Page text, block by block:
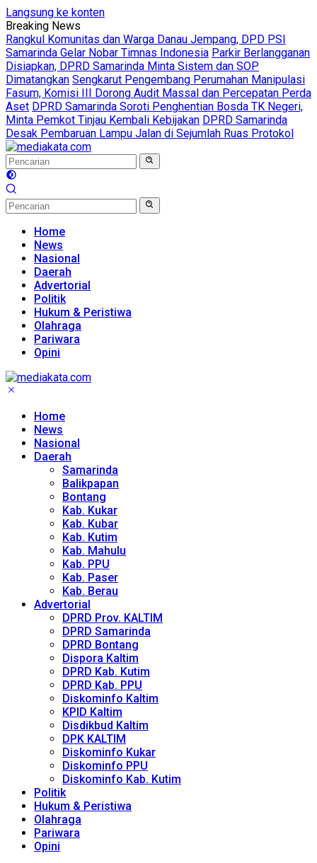
Langsung ke konten
Breaking News
Rangkul Komunitas dan Warga Danau Jempang, DPD PSI
Samarinda Gelar Nobar Timnas Indonesia Parkir Berlangganan
Disiapkan, DPRD Samarinda Minta Sistem dan SOP
Dimatangkan Sengkarut Pengembang Perumahan Manipulasi
Fasum, Komisi III Dorong Audit Massal dan Percepatan Perda
Aset DPRD Samarinda Soroti Penghentian Bosda TK Negeri,
Minta Pemkot Tinjau Kembali Kebijakan DPRD Samarinda
Desak Pembaruan Lampu Jalan di Sejumlah Ruas Protokol
Home
News
Nasional
Daerah
Advertorial
Politik
Hukum & Peristiwa
Olahraga
Pariwara
Opini
Home
News
Nasional
Daerah
Samarinda
Balikpapan
Bontang
Kab. Kukar
Kab. Kubar
Kab. Kutim
Kab. Mahulu
Kab. PPU
Kab. Paser
Kab. Berau
Advertorial
DPRD Prov. KALTIM
DPRD Samarinda
DPRD Bontang
Dispora Kaltim
DPRD Kab. Kutim
DPRD Kab. PPU
Diskominfo Kaltim
KPID Kaltim
Disdikbud Kaltim
DPK KALTIM
Diskominfo Kukar
Diskominfo PPU
Diskominfo Kab. Kutim
Politik
Hukum & Peristiwa
Olahraga
Pariwara
Opini